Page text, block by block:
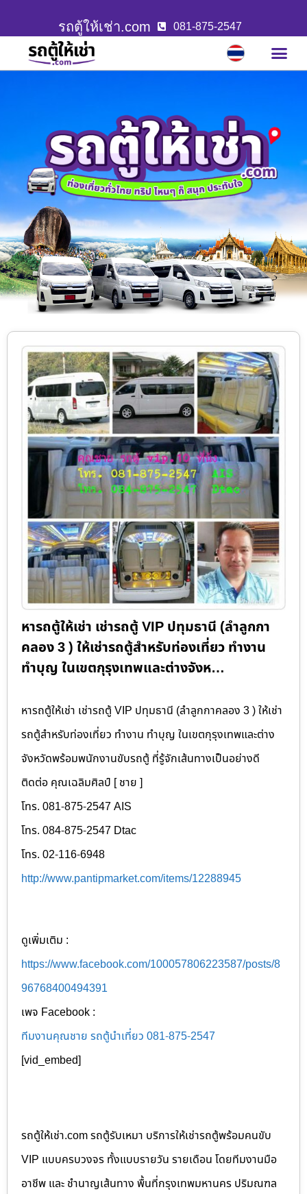
รถตู้ให้เช่า.com 081-875-2547
หารถตู้ให้เช่า เช่ารถตู้ VIP ปทุมธานี (ลำลูกกา
คลอง 3 ) ให้เช่ารถตู้สำหรับท่องเที่ยว ทำงาน
ทำบุญ ในเขตกุรุงเทพและต่างจังห…
หารถตู้ให้เช่า เช่ารถตู้ VIP ปทุมธานี (ลำลูกกาคลอง 3 ) ให้เช่า
รถตู้สำหรับท่องเที่ยว ทำงาน ทำบุญ ในเขตกุรุงเทพและต่าง
จังหวัดพร้อมพนักงานขับรถตู้ ที่รู้จักเส้นทางเป็นอย่างดี
ติดต่อ คุณเฉลิมศิลป์ [ ชาย ]
โทร. 081-875-2547 AIS
โทร. 084-875-2547 Dtac
โทร. 02-116-6948
http://www.pantipmarket.com/items/12288945
ดูเพิ่มเติม :
https://www.facebook.com/100057806223587/posts/8
96768400494391
เพจ Facebook :
ทีมงานคุณชาย รถตู้นำเที่ยว 081-875-2547
[vid_embed]
รถตู้ให้เช่า.com รถตู้รับเหมา บริการให้เช่ารถตู้พร้อมคนขับ
VIP แบบครบวงจร ทั้งแบบรายวัน รายเดือน โดยทีมงานมือ
อาชีพ และ ชำนาญเส้นทาง พื้นที่กรุงเทพมหานคร ปริมณฑล